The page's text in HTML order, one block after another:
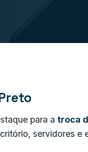
para a troca
servidores e